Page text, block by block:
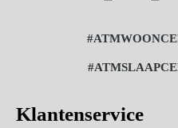
Klantenservice